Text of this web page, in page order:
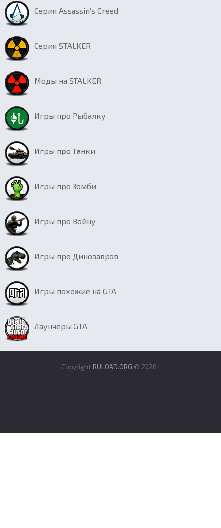
Серия Assassin’s Creed
Серия STALKER
Моды на STALKER
Игры про Рыбалку
Игры про Танки
Игры про Зомби
Игры про Войну
Игры про Динозавров
Игры похожие на GTA
Лаунчеры GTA
Copyright RULOAD.ORG © 2026 |